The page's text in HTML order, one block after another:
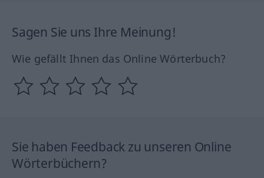
Sagen Sie uns Ihre Meinung!
Wie gefällt Ihnen das Online Wörterbuch?
Sie haben Feedback zu unseren Online
Wörterbüchern?